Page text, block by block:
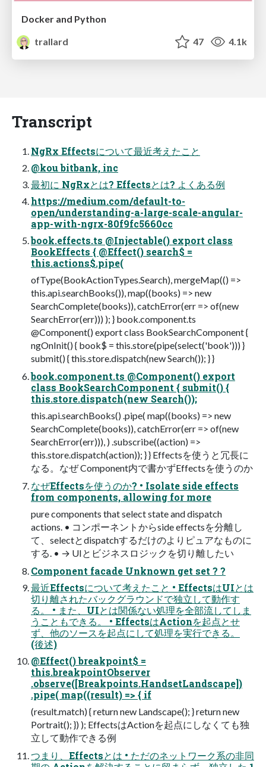
Docker and Python
trallard
47 4.1k
Transcript
NgRx Effectsについて最近考えたこと
@kou bitbank, inc
最初に NgRxとは? Effectsとは? よくある例
https://medium.com/default-to-
open/understanding-a-large-scale-angular-
app-with-ngrx-80f9fc5660cc
book.effects.ts @Injectable() export class
BookEffects { @Effect() search$ =
this.actions$.pipe(
ofType(BookActionTypes.Search), mergeMap(() =>
this.api.searchBooks()), map((books) => new
SearchComplete(books)), catchError(err => of(new
SearchError(err))) ); } book.component.ts
@Component() export class BookSearchComponent {
ngOnInit() { book$ = this.store(pipe(select('book'))) }
submit() { this.store.dispatch(new Search()); } }
book.component.ts @Component() export
class BookSearchComponent { submit() {
this.store.dispatch(new Search());
this.api.searchBooks() .pipe( map((books) => new
SearchComplete(books)), catchError(err => of(new
SearchError(err))), ) .subscribe((action) =>
this.store.dispatch(action)); } } Effectsを使うと冗長に
なる。なぜ Component内で書かずEffectsを使うのか
なぜEffectsを使うのか? • Isolate side effects
from components, allowing for more
pure components that select state and dispatch
actions. • コンポーネントからside effectsを分離し
て、selectとdispatchするだけのよりピュアなものに
する. • → UIとビジネスロジックを切り離したい
Component facade Unknown get set ? ?
最近Effectsについて考えたこと • EffectsはUIとは
切り離されたバックグラウンドで独立して動作す
る。 • また、UIとは関係ない処理を全部流してしま
うこともできる。 • EffectsはActionを起点とせ
ず、他のソースを起点にして処理を実行できる。
(後述)
@Effect() breakpoint$ =
this.breakpointObserver
.observe([Breakpoints.HandsetLandscape])
.pipe( map((result) => { if
(result.match) { return new Landscape(); } return new
Portrait(); }) ); EffectsはActionを起点にしなくても独
立して動作できる例
つまり、Effectsとは • ただのネットワーク系の非同